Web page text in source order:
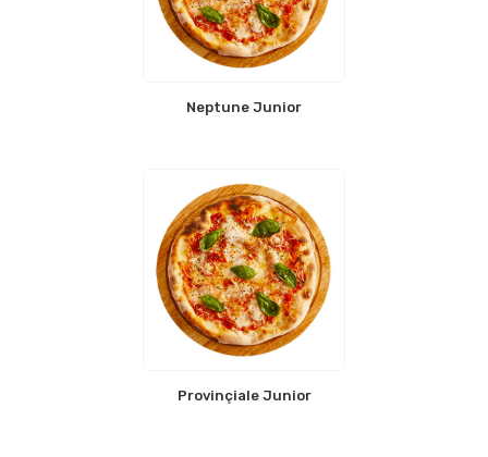
Neptune Junior
Provinçiale Junior